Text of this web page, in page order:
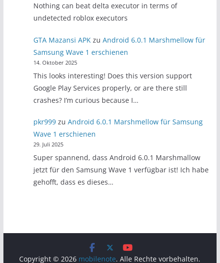
Nothing can beat delta executor in terms of
undetected roblox executors
GTA Mazansi APK zuAndroid 6.0.1 Marshmellow für
Samsung Wave 1 erschienen
14. Oktober 2025
This looks interesting! Does this version support
Google Play Services properly, or are there still
crashes? I’m curious because I…
pkr999 zuAndroid 6.0.1 Marshmellow für Samsung
Wave 1 erschienen
29. Juli 2025
Super spannend, dass Android 6.0.1 Marshmallow
jetzt für den Samsung Wave 1 verfügbar ist! Ich habe
gehofft, dass es dieses…
Copyright © 2026 mobilenote. Alle Rechte vorbehalten.